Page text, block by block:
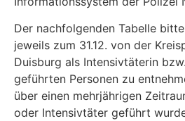
Der nachfolgenden Tabelle
jeweils zum 31.12. von der
Duisburg als Intensivtäterin
geführten Personen zu
über einen mehrjährigen
oder Intensivtäter geführt